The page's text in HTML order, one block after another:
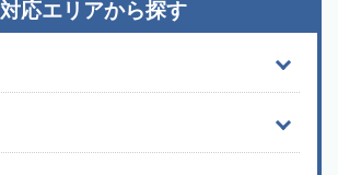
対応エリアから探す